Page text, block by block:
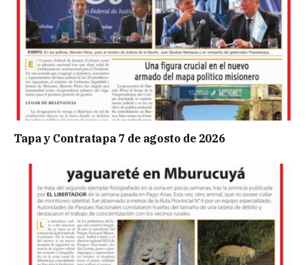
Tapa y Contratapa 7 de agosto de 2026